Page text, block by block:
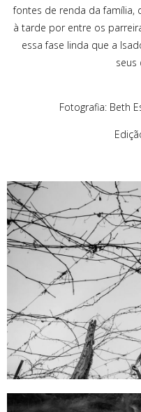
fontes de renda da família,
à tarde por entre os
essa fase linda que a
seus
Fotografia: Beth